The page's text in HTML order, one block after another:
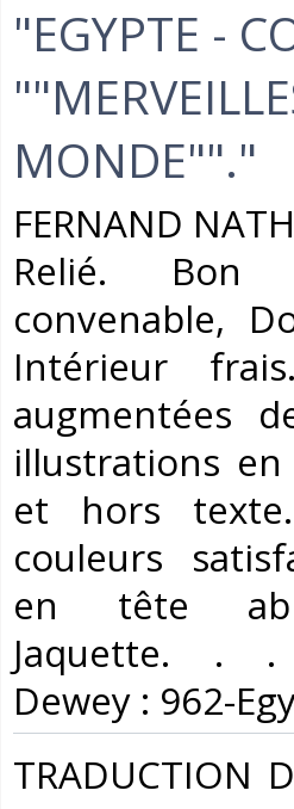
‎"EGYPTE -
MONDE""."‎
‎FERNAND
Relié. Bon
convenable,
Intérieur
augmentées
illustrations
et hors
couleurs
en tête
Jaquette. . .
Dewey : 962-
‎TRADUCTION